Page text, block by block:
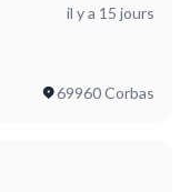
il y a 15 jours
69960 Corbas